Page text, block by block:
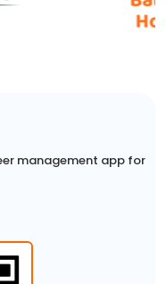
management app for